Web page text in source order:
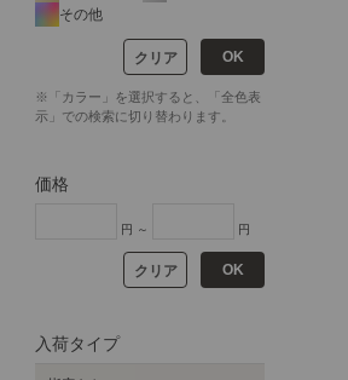
その他
クリア OK
※「カラー」を選択すると、「全色表
示」での検索に切り替わります。
価格
円 ～ 円
クリア OK
入荷タイプ